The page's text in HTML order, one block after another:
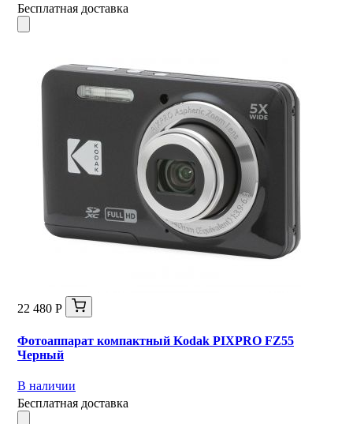
Бесплатная доставка
22 480 Р
Фотоаппарат компактный Kodak PIXPRO FZ55
Черный
В наличии
Бесплатная доставка